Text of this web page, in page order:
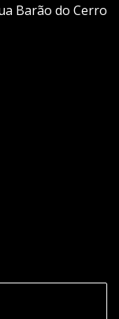
Barão do Cerro